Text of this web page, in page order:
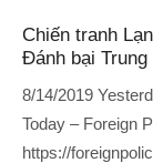
Chiến tranh
Đánh bại
8/14/2019
Today – Foreign
https://